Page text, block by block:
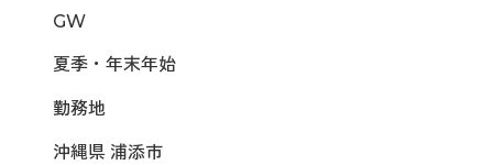
GW
夏季・年末年始
勤務地
沖縄県 浦添市